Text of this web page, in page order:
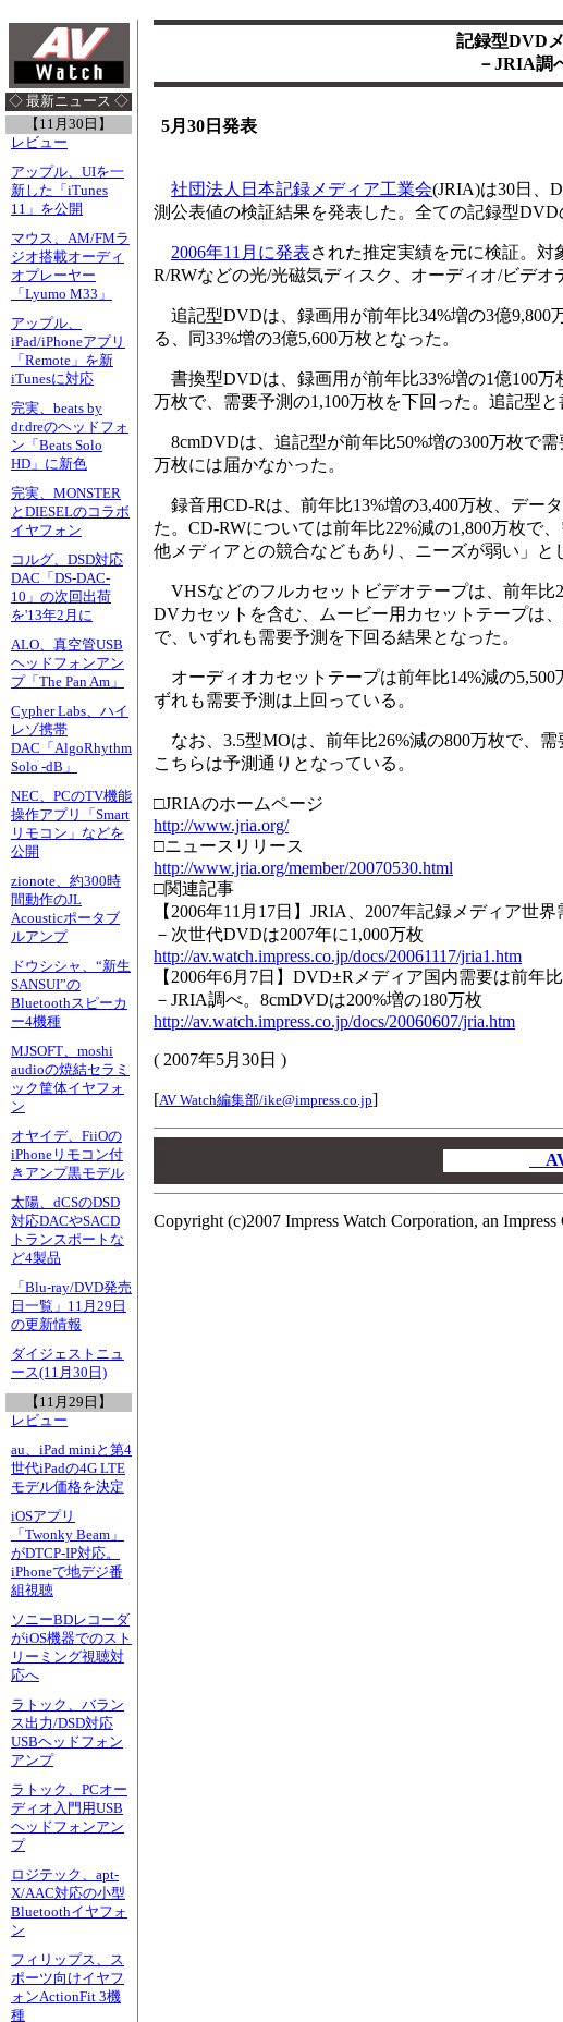
◇ 最新ニュース ◇
【11月30日】
レビュー
アップル、UIを一
新した「iTunes
11」を公開
マウス、AM/FMラ
ジオ搭載オーディ
オプレーヤー
「Lyumo M33」
アップル、
iPad/iPhoneアプリ
「Remote」を新
iTunesに対応
完実、beats by
dr.dreのヘッドフォ
ン「Beats Solo
HD」に新色
完実、MONSTER
とDIESELのコラボ
イヤフォン
コルグ、DSD対応
DAC「DS-DAC-
10」の次回出荷
を'13年2月に
ALO、真空管USB
ヘッドフォンアン
プ「The Pan Am」
Cypher Labs、ハイ
レゾ携帯
DAC「AlgoRhythm
Solo -dB」
NEC、PCのTV機能
操作アプリ「Smart
リモコン」などを
公開
zionote、約300時
間動作のJL
Acousticポータブ
ルアンプ
ドウシシャ、“新生
SANSUI”の
Bluetoothスピーカ
ー4機種
MJSOFT、moshi
audioの焼結セラミ
ック筐体イヤフォ
ン
オヤイデ、FiiOの
iPhoneリモコン付
きアンプ黒モデル
太陽、dCSのDSD
対応DACやSACD
トランスポートな
ど4製品
「Blu-ray/DVD発売
日一覧」11月29日
の更新情報
ダイジェストニュ
ース(11月30日)
【11月29日】
レビュー
au、iPad miniと第4
世代iPadの4G LTE
モデル価格を決定
iOSアプリ
「Twonky Beam」
がDTCP-IP対応。
iPhoneで地デジ番
組視聴
ソニーBDレコーダ
がiOS機器でのスト
リーミング視聴対
応へ
ラトック、バラン
ス出力/DSD対応
USBヘッドフォン
アンプ
ラトック、PCオー
ディオ入門用USB
ヘッドフォンアン
プ
ロジテック、apt-
X/AAC対応の小型
Bluetoothイヤフォ
ン
フィリップス、ス
ポーツ向けイヤフ
ォンActionFit 3機
種
記録型DVD
－JRIA調
5月30日発表
社団法人日本記録メディア工業会(JRIA)は30日、
測公表値の検証結果を発表した。全ての記録型DVD
2006年11月に発表された推定実績を元に検証。
R/RWなどの光/光磁気ディスク、オーディオ/ビデオ
追記型DVDは、録画用が前年比34%増の3億9,800
る、同33%増の3億5,600万枚となった。
書換型DVDは、録画用が前年比33%増の1億100万
万枚で、需要予測の1,100万枚を下回った。追記型と
8cmDVDは、追記型が前年比50%増の300万枚で
万枚には届かなかった。
録音用CD-Rは、前年比13%増の3,400万枚、デー
た。CD-RWについては前年比22%減の1,800万枚で
他メディアとの競合などもあり、ニーズが弱い」と
VHSなどのフルカセットビデオテープは、前年比
DVカセットを含む、ムービー用カセットテープは
で、いずれも需要予測を下回る結果となった。
オーディオカセットテープは前年比14%減の
ずれも需要予測は上回っている。
なお、3.5型MOは、前年比26%減の800万枚で、
こちらは予測通りとなっている。
□JRIAのホームページ
http://www.jria.org/
□ニュースリリース
http://www.jria.org/member/20070530.html
□関連記事
【2006年11月17日】JRIA、2007年記録メディア世
－次世代DVDは2007年に1,000万枚
http://av.watch.impress.co.jp/docs/20061117/jria1.htm
【2006年6月7日】DVD±Rメディア国内需要は前年
－JRIA調べ。8cmDVDは200%増の180万枚
http://av.watch.impress.co.jp/docs/20060607/jria.htm
( 2007年5月30日 )
[AV Watch編集部/ike@impress.co.jp]
Copyright (c)2007 Impress Watch Corporation, an